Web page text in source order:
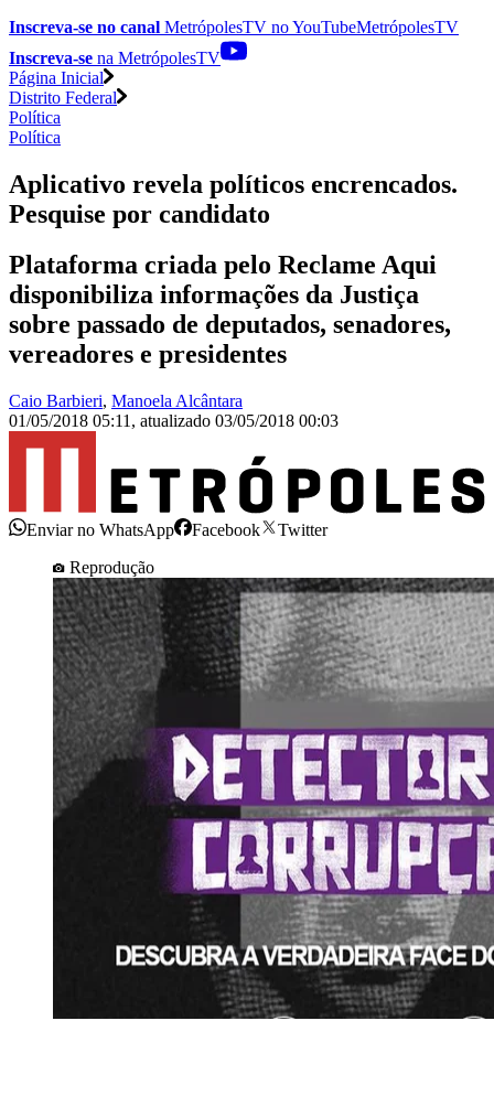
Inscreva-se no canal MetrópolesTV noYouTubeMetrópolesTV
Inscreva-se na MetrópolesTV
Página Inicial
Distrito Federal
Política
Política
Aplicativo revela políticos encrencados.
Pesquise por candidato
Plataforma criada pelo Reclame Aqui
disponibiliza informações da Justiça
sobre passado de deputados, senadores,
vereadores e presidentes
Caio Barbieri, Manoela Alcântara
01/05/2018 05:11 , atualizado 03/05/2018 00:03
Enviar no WhatsApp Facebook
Twitter
Reprodução